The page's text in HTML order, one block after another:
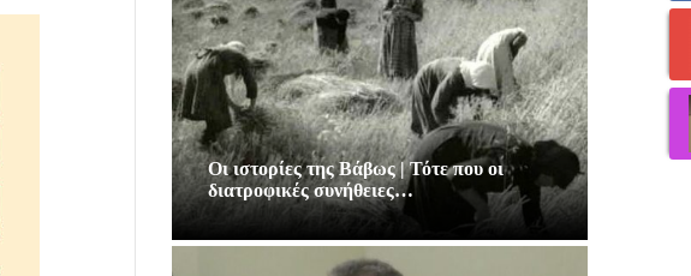
Οι ιστορίες της Βάβως | Τότε που οι
διατροφικές συνήθειες…